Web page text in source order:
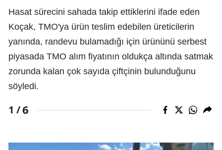
Hasat sürecini sahada takip ettiklerini ifade eden
Koçak, TMO'ya ürün teslim edebilen üreticilerin
yanında, randevu bulamadığı için ürününü serbest
piyasada TMO alım fiyatının oldukça altında satmak
zorunda kalan çok sayıda çiftçinin bulunduğunu
söyledi.
1 /6